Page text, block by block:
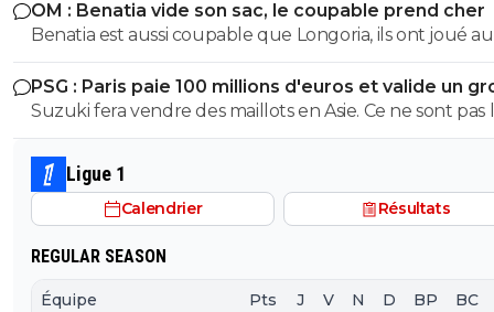
donc le blabla ca va. les articles de merde chaaue jour c est
marrant mais ca va 5 mn
OM : Benatia vide son sac, le coupable prend cher
Benatia est aussi coupable que Longoria, ils ont joué
mercato sans construire quelque chose
PSG : Paris paie 100 millions d'euros et valide un
départ
Suzuki fera vendre des maillots en Asie. Ce ne sont pas
russes qui acheteront ceux de Safonov ni les europeens
ceux de Chevalier. Quant aux autres acheteurs ils s’en
foutent des trois ...
Ligue 1
Calendrier Résultats
REGULAR SEASON
Équipe Pts J V N D BP BC